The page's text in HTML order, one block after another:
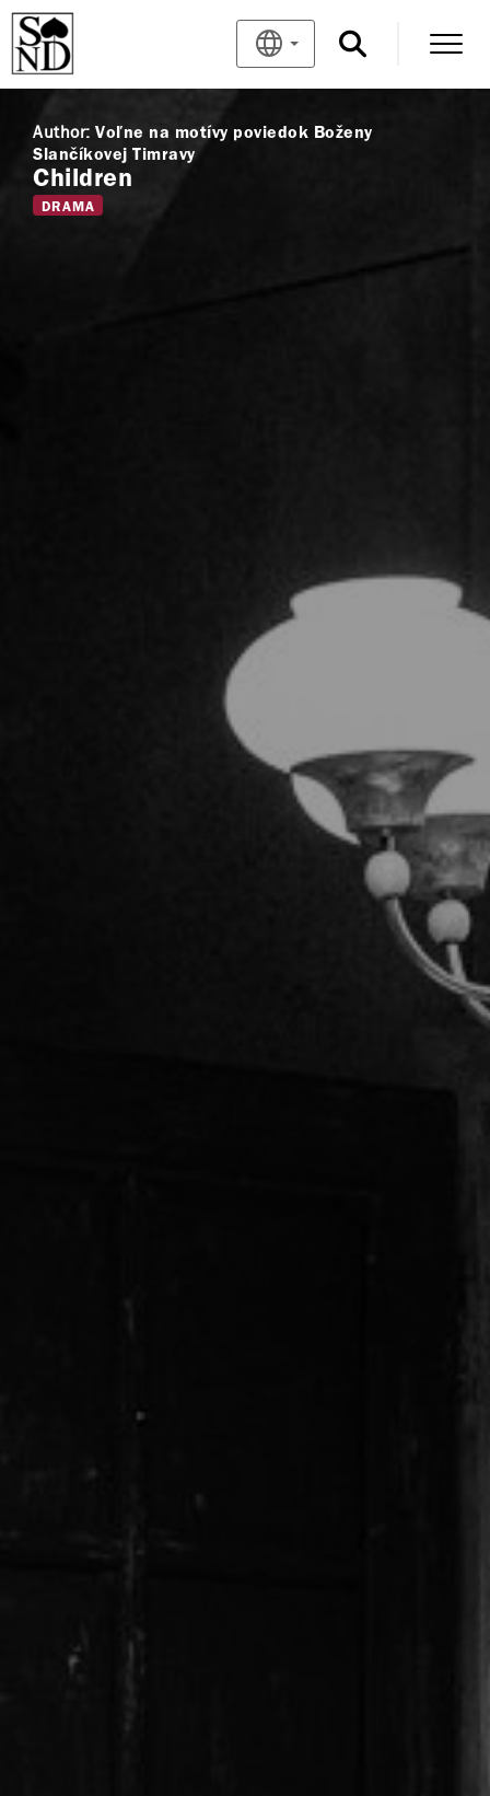
Author: Voľne na motívy poviedok Boženy
Slančíkovej Timravy
Children
DRAMA